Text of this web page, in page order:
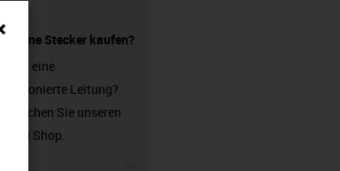
ohne Stecker kaufen?
eine
Leitung?
Sie unseren
Shop.